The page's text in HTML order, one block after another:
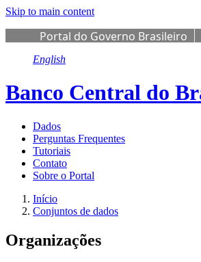
Skip to main content
Portal do Governo Brasileiro
English
Banco Central do
Dados
Perguntas Frequentes
Tutoriais
Contato
Sobre o Portal
Início
Conjuntos de dados
Organizações